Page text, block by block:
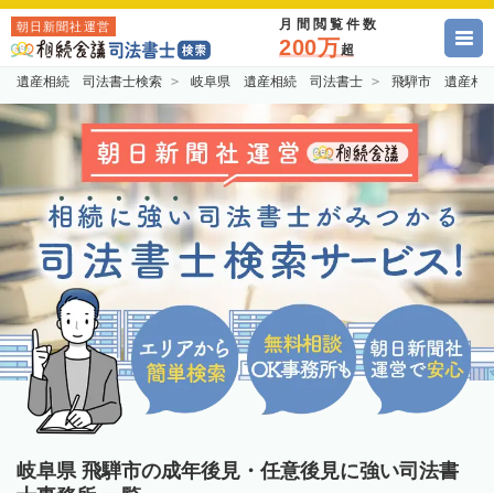
朝日新聞社運営 月間閲覧件数
200万超
遺産相続 司法書士検索 岐阜県 遺産相続 司法書士 飛騨市 遺産相
岐阜県 飛騨市の成年後見・任意後見に強い司法書